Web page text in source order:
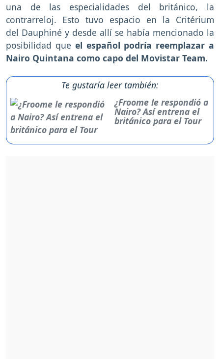
una de las especialidades del británico, la
contrarreloj. Esto tuvo espacio en la Critérium
del Dauphiné y desde allí se había mencionado la
posibilidad que el español podría reemplazar a
Nairo Quintana como capo del Movistar Team.
Te gustaría leer también:
¿Froome le respondió a
Nairo? Así entrena el
británico para el Tour